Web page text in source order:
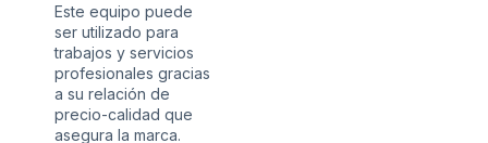
Este equipo puede
ser utilizado para
trabajos y servicios
profesionales gracias
a su relación de
precio-calidad que
asegura la marca.